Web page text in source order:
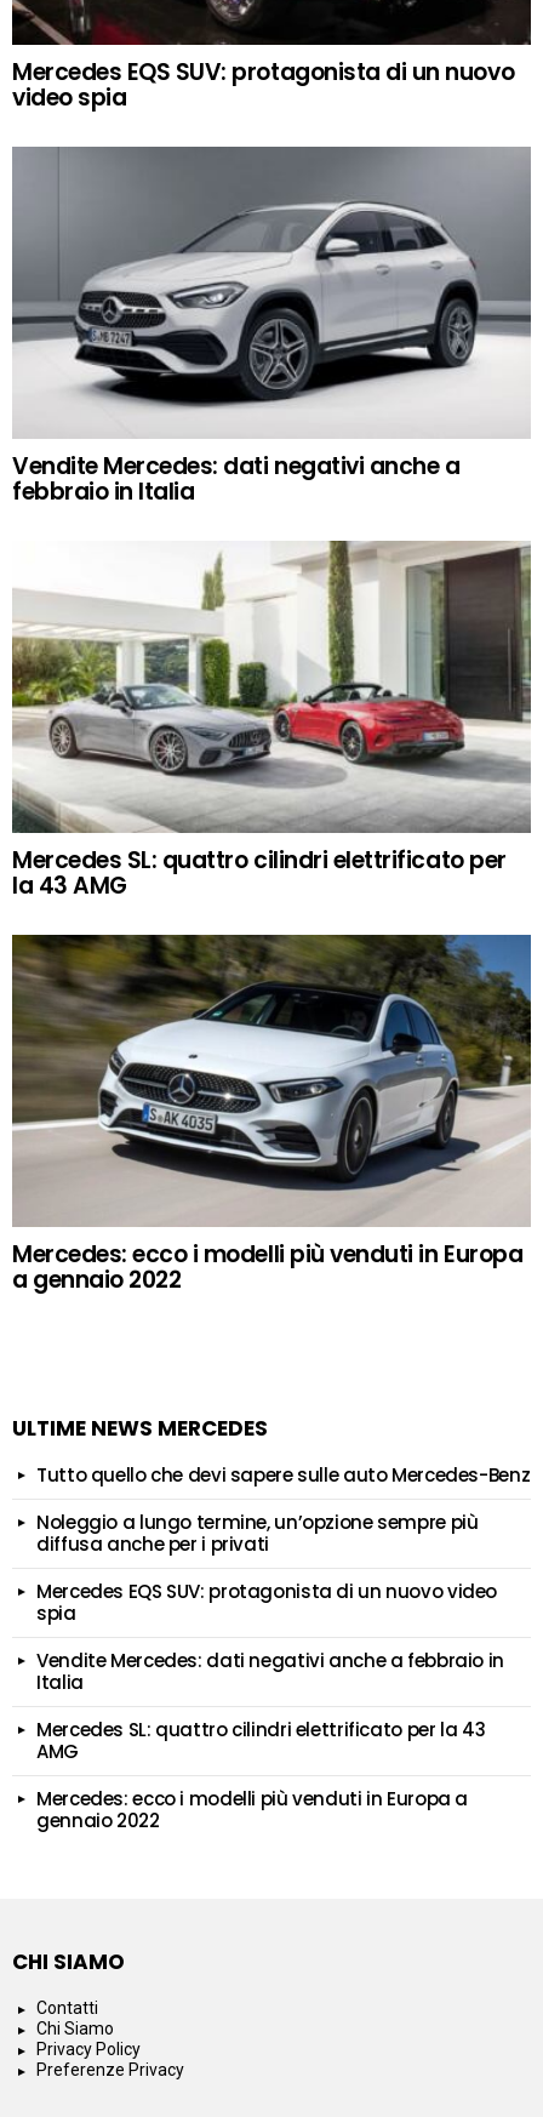
Mercedes EQS SUV: protagonista di un nuovo
video spia
Vendite Mercedes: dati negativi anche a
febbraio in Italia
Mercedes SL: quattro cilindri elettrificato per
la 43 AMG
Mercedes: ecco i modelli più venduti in Europa
a gennaio 2022
ULTIME NEWS MERCEDES
Tutto quello che devi sapere sulle auto Mercedes-Benz
Noleggio a lungo termine, un’opzione sempre più
diffusa anche per i privati
Mercedes EQS SUV: protagonista di un nuovo video
spia
Vendite Mercedes: dati negativi anche a febbraio in
Italia
Mercedes SL: quattro cilindri elettrificato per la 43
AMG
Mercedes: ecco i modelli più venduti in Europa a
gennaio 2022
CHI SIAMO
Contatti
Chi Siamo
Privacy Policy
Preferenze Privacy